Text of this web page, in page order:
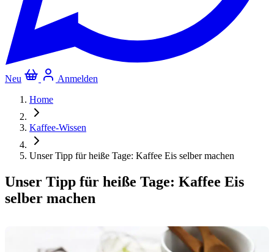
Neu
Anmelden
Home
Kaffee-Wissen
Unser Tipp für heiße Tage: Kaffee Eis selber machen
Unser Tipp für heiße Tage: Kaffee Eis
selber machen